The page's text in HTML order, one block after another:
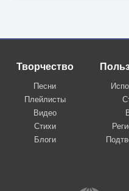
Творчество
Песни
Плейлисты
Видео
Стихи
Блоги